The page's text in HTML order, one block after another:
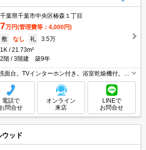
千葉県千葉市中央区椿森１丁目
7万円(管理費等：4,000円)
敷
なし 礼
3.5万
1K
21.73m²
2階
3階建 築9年
面台。TVインターホン付き。浴室乾燥機付。バ
ブンへ190m。ヤオコーへ650m。保証会社加入
次月額総額1.1%)。
電話で
お問合せ
オンライン
来店
LINEで
お問合せ
ウッド